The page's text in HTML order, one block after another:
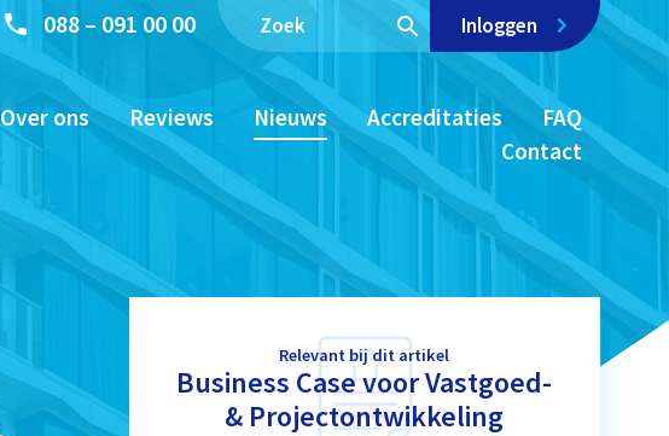
088 – 091 00 00 Inloggen
Over ons Reviews Nieuws Accreditaties
FAQ
Contact
Relevant bij dit artikel
Business Case voor Vastgoed-
& Projectontwikkeling